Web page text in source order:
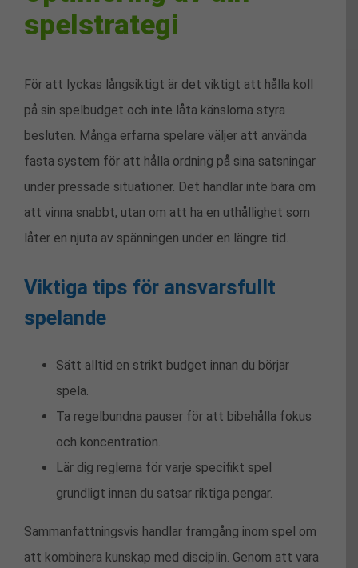
spelstrategi
För att lyckas långsiktigt är det viktigt att hålla koll
på sin spelbudget och inte låta känslorna styra
besluten. Många erfarna spelare väljer att använda
fasta system för att hålla ordning på sina satsningar
under pressade situationer. Det handlar inte bara om
att vinna snabbt, utan om att ha en uthållighet som
låter en njuta av spänningen under en längre tid.
Viktiga tips för ansvarsfullt
spelande
Sätt alltid en strikt budget innan du börjar
spela.
Ta regelbundna pauser för att bibehålla fokus
och koncentration.
Lär dig reglerna för varje specifikt spel
grundligt innan du satsar riktiga pengar.
Sammanfattningsvis handlar framgång inom spel om
att kombinera kunskap med disciplin. Genom att vara